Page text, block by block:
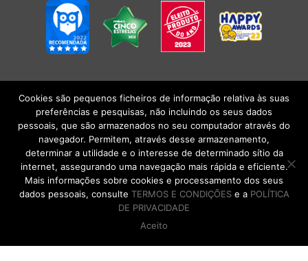
POLÍTICA DE PRIVACIDADE|TERMOS E CONDIÇÕESlCONDIÇÕES
GERAIS DE VENDA| Alberto Oculista, SA 2026. Todos os direitos reservados.
DE VOLTA AO TOPO
Cookies são pequenos ficheiros de informação relativa às suas
preferências e pesquisas, não incluindo os seus dados
pessoais, que são armazenados no seu computador através do
navegador. Permitem, através desse armazenamento,
determinar a utilidade e o interesse de determinado sítio da
internet, assegurando uma navegação mais rápida e eficiente.
Mais informações sobre cookies e processamento dos seus
dados pessoais, consulte TERMOS E CONDIÇÕESe a POLÍTICA
DE PRIVACIDADE
Aceito